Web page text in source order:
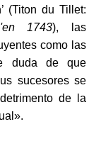
(Titon du Tillet:
1743), las
como las
duda de que
sucesores se
de la